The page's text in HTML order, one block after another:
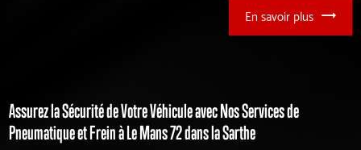
En savoir plus
Assurez la Sécurité de Votre Véhicule avec Nos Services de
Pneumatique et Frein à Le Mans 72 dans la Sarthe